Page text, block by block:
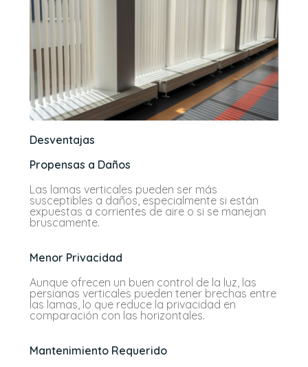
Desventajas
Propensas a Daños
Las lamas verticales pueden ser más
susceptibles a daños, especialmente si están
expuestas a corrientes de aire o si se manejan
bruscamente.
Menor Privacidad
Aunque ofrecen un buen control de la luz, las
persianas verticales pueden tener brechas entre
las lamas, lo que reduce la privacidad en
comparación con las horizontales.
Mantenimiento Requerido